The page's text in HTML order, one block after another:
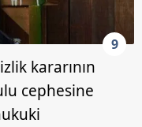
9
kararının
cephesine